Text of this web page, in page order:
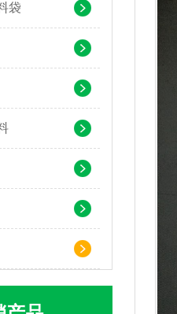
袋
心袋 快餐外卖打包袋
外白三层共挤物流袋